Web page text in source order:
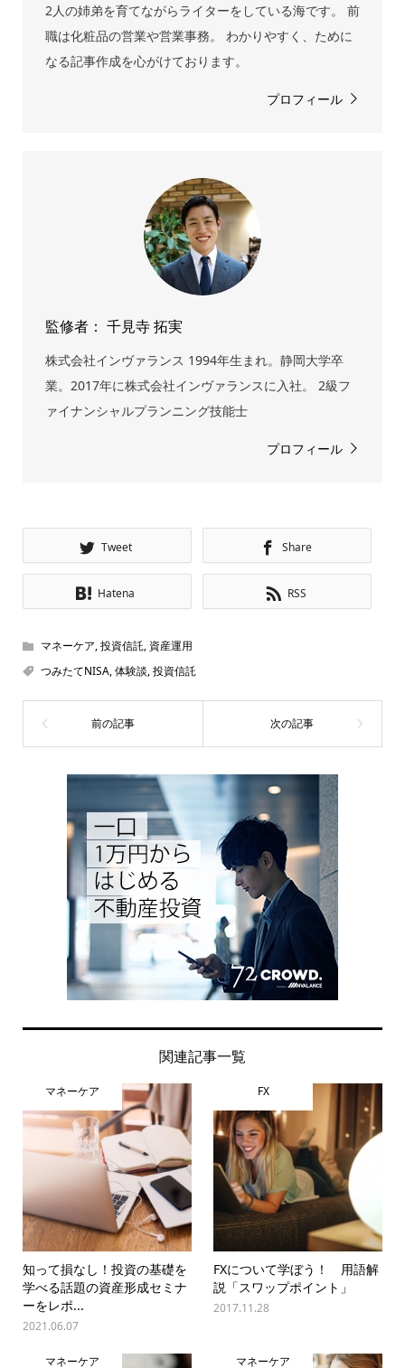
2人の姉弟を育てながらライターをしている海です。 前
職は化粧品の営業や営業事務。 わかりやすく、ために
なる記事作成を心がけております。
プロフィール
監修者： 千見寺 拓実
株式会社インヴァランス 1994年生まれ。静岡大学卒
業。2017年に株式会社インヴァランスに入社。 2級フ
ァイナンシャルプランニング技能士
プロフィール
Tweet Share
Hatena RSS
マネーケア,投資信託, 資産運用
つみたてNISA,体験談,投資信託
関連記事一覧
マネーケア
知って損なし！投資の基礎を
学べる話題の資産形成セミナ
ーをレポ...
2021.06.07
FX
FXについて学ぼう！ 用語解
説「スワップポイント」
2017.11.28
マネーケア マネーケア